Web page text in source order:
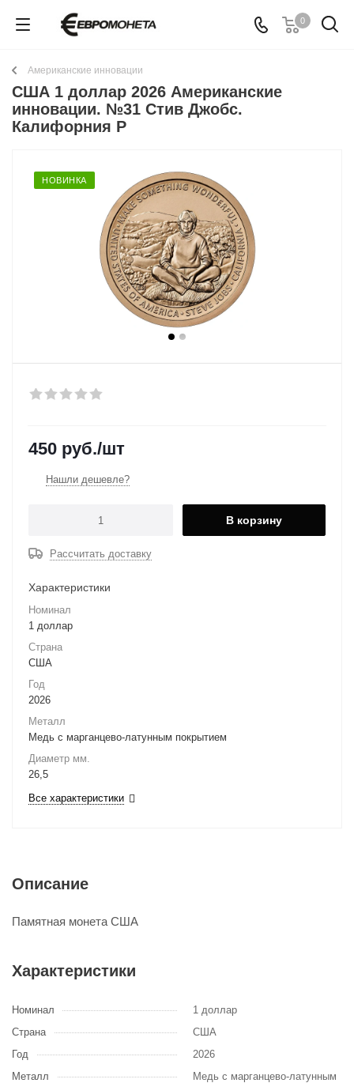
0
Американские инновации
США 1 доллар 2026 Американские
инновации. №31 Стив Джобс.
Калифорния P
НОВИНКА
450 руб./шт
Нашли дешевле?
В корзину
Рассчитать доставку
Характеристики
Номинал
1 доллар
Страна
США
Год
2026
Металл
Медь с марганцево-латунным покрытием
Диаметр мм.
26,5
Все характеристики
Описание
Памятная монета США
Характеристики
Номинал
1 доллар
Страна
США
Год
2026
Металл
Медь с марганцево-латунным